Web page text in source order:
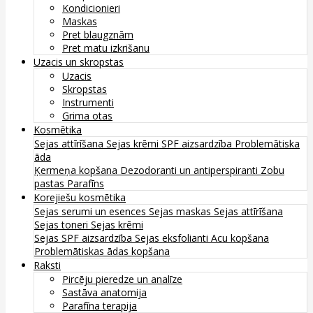
Kondicionieri
Maskas
Pret blaugznām
Pret matu izkrišanu
Uzacis un skropstas
Uzacis
Skropstas
Instrumenti
Grima otas
Kosmētika
Sejas attīrīšana Sejas krēmi SPF aizsardzība Problemātiska
āda
Ķermeņa kopšana Dezodoranti un antiperspiranti Zobu
pastas Parafīns
Korejiešu kosmētika
Sejas serumi un esences Sejas maskas Sejas attīrīšana
Sejas toneri Sejas krēmi
Sejas SPF aizsardzība Sejas eksfolianti Acu kopšana
Problemātiskas ādas kopšana
Raksti
Pircēju pieredze un analīze
Sastāva anatomija
Parafīna terapija